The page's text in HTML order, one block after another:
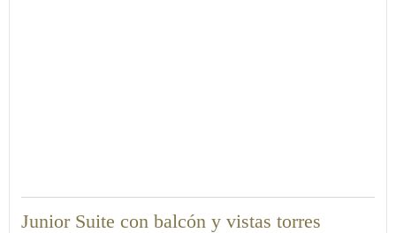
Junior Suite con balcón y vistas torres